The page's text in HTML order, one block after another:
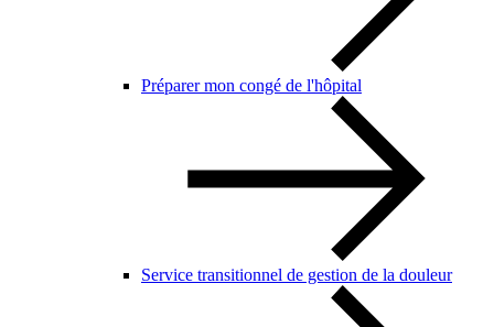
Préparer mon congé de l'hôpital
Service transitionnel de gestion de la douleur